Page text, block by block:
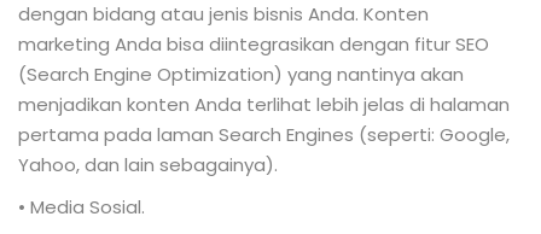
dengan bidang atau jenis bisnis Anda. Konten
marketing Anda bisa diintegrasikan dengan fitur SEO
(Search Engine Optimization) yang nantinya akan
menjadikan konten Anda terlihat lebih jelas di halaman
pertama pada laman Search Engines (seperti: Google,
Yahoo, dan lain sebagainya).
• Media Sosial.